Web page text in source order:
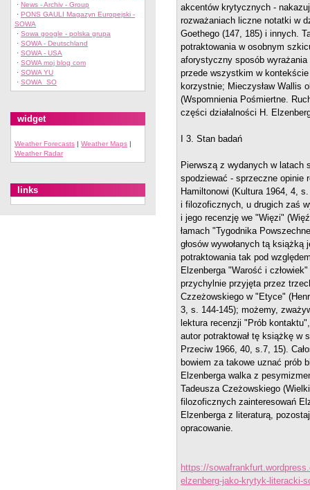
akcentów krytycznych -
rozważaniach liczne notatki w
Goethego (147, 185) i innych.
potraktowania w osobnym
aforystyczny sposób
przede wszystkim w
korzystnie; Mieczysław Wallis
(Wspomnienia Pośmiertne.
części działalności H.
I 3. Stan badań
Pierwszą z wydanych w latach
spodziewać - sprzeczne opinie
Hamiltonowi (Kultura 1964, 4,
i filozoficznych, u drugich zaś
i jego recenzję we "Więzi"
łamach "Tygodnika
głosów wywołanych tą
potraktowania tak pod
Elzenberga "Warość i
przychylnie przyjęta przez
Czzeżowskiego w "Etyce"
3, s. 144-145); możemy,
lektura recenzji "Prób
autor potraktował tę książkę w
Przeciw 1966, 40, s.7, 15).
bowiem za takowe uznać prób
Elzenberga walka z
Tadeusza Czeżowskiego
filozoficznych zainteresowań
Elzenberga z literaturą,
opracowanie.
https://
elzenberg-jako-krytyk-literacki-
· News - Archiv - Group
· PONS GAULI Magazyn Europejski -
SOWA
· Sowa google - polska grupa
· SOWA - Deutschland
· SOWA - USA
· SOWA moj blog com
· SOWA YU
· SOWA_SO
widget
Weather Forecasts | Weather Maps |
Weather Radar
links